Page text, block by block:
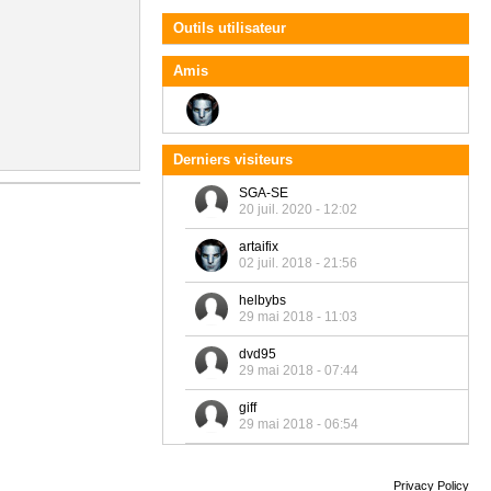
Outils utilisateur
Amis
Derniers visiteurs
SGA-SE
20 juil. 2020 - 12:02
artaifix
02 juil. 2018 - 21:56
helbybs
29 mai 2018 - 11:03
dvd95
29 mai 2018 - 07:44
giff
29 mai 2018 - 06:54
Privacy Policy